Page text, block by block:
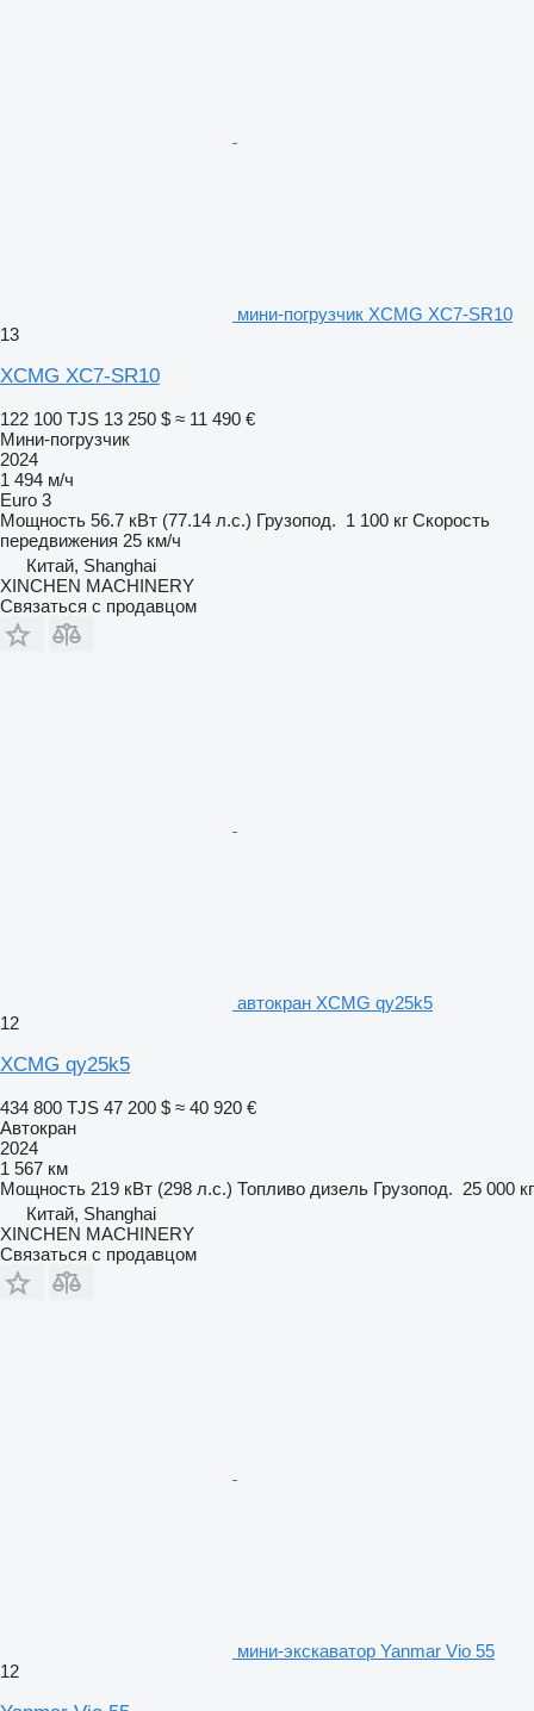
мини-погрузчик XCMG XC7-SR10
13
XCMG XC7-SR10
122 100 TJS 13 250 $ ≈ 11 490 €
Мини-погрузчик
2024
1 494 м/ч
Euro 3
Мощность 56.7 кВт (77.14 л.с.) Грузопод. 1 100 кг Скорость
передвижения 25 км/ч
Китай, Shanghai
XINCHEN MACHINERY
Связаться с продавцом
автокран XCMG qy25k5
12
XCMG qy25k5
434 800 TJS 47 200 $ ≈ 40 920 €
Автокран
2024
1 567 км
Мощность 219 кВт (298 л.с.) Топливо дизель Грузопод. 25 000 кг
Китай, Shanghai
XINCHEN MACHINERY
Связаться с продавцом
мини-экскаватор Yanmar Vio 55
12